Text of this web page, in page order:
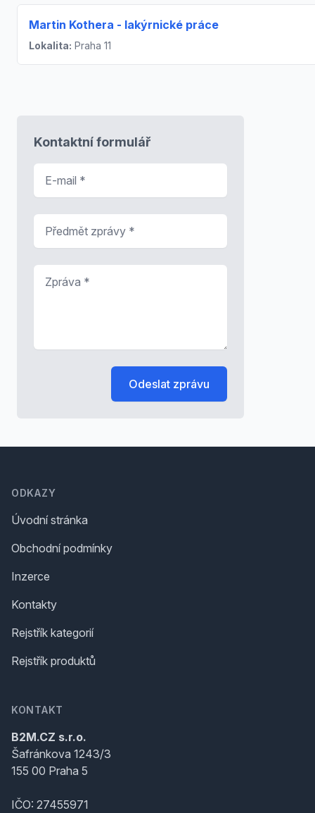
Martin Kothera - lakýrnické práce
Lokalita: Praha 11
Kontaktní formulář
Odeslat zprávu
ODKAZY
Úvodní stránka
Obchodní podmínky
Inzerce
Kontakty
Rejstřík kategorií
Rejstřík produktů
KONTAKT
B2M.CZ s.r.o.
Šafránkova 1243/3
155 00 Praha 5
IČO: 27455971